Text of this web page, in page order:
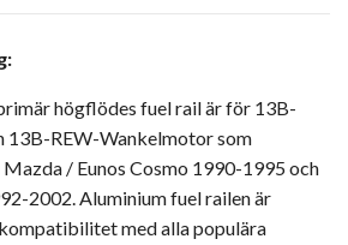
högflödes fuel rail är för 13B-
13B-REW-Wankelmotor som
/ Eunos Cosmo 1990-1995 och
2002. Aluminium fuel railen är
med alla populära